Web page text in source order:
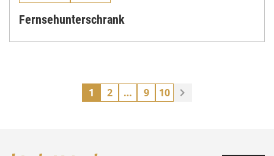
Fernsehunterschrank
1 2 … 9 10